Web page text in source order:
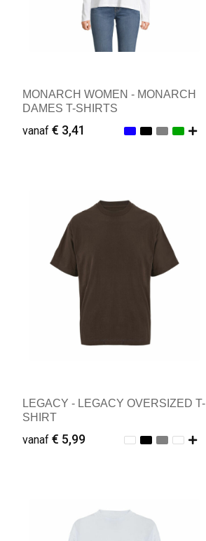
MONARCH WOMEN - MONARCH
DAMES T-SHIRTS
vanaf € 3,41
Minimale afname: 1
LEGACY - LEGACY OVERSIZED T-
SHIRT
vanaf € 5,99
Minimale afname: 1